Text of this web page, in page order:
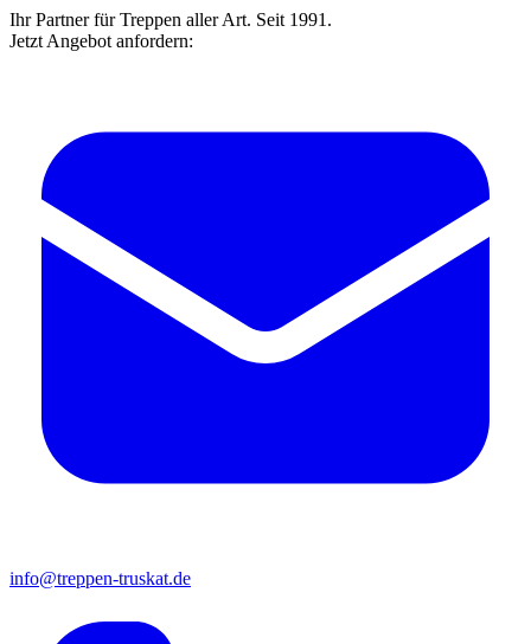
Ihr Partner für Treppen aller Art. Seit 1991.
Jetzt Angebot anfordern:
info@treppen-truskat.de